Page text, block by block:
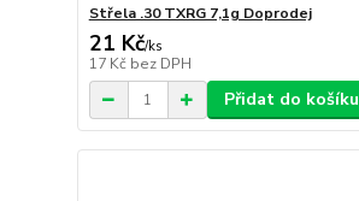
Střela .30 TXRG 7,1g Doprodej
21 Kč/ks
17 Kč bez DPH
Přidat do košíku